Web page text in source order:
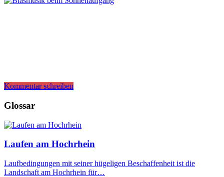
Kommentar schreiben
Glossar
Laufen am Hochrhein
Laufbedingungen mit seiner hügeligen Beschaffenheit ist die
Landschaft am Hochrhein für…